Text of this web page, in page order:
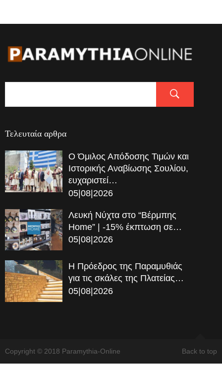
Τελευταία αρθρα
Ο Όμιλος Απόδοσης Τιμών και
Ιστορικής Αναβίωσης Σουλίου,
ευχαριστεί…
05|08|2026
Λευκή Νύχτα στο “Βέρμπης
Home” | -15% έκπτωση σε…
05|08|2026
Η Πρόεδρος της Παραμυθιάς
για τις σκάλες της Πλατείας…
05|08|2026
Back to top
Copyright © 2018 Paramythia-Online